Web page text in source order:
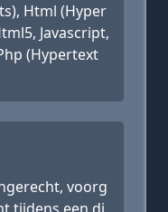
Html (Hyper
Javascript,
(Hypertext
voorg